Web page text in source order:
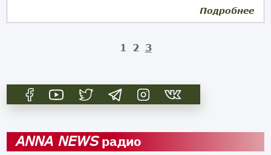
Подробнее
1 2 3
ANNA NEWSрадио